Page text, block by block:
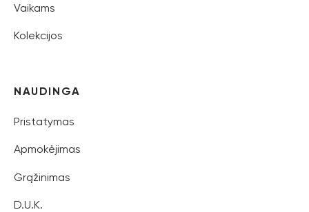
Vaikams
Kolekcijos
NAUDINGA
Pristatymas
Apmokėjimas
Grąžinimas
D.U.K.